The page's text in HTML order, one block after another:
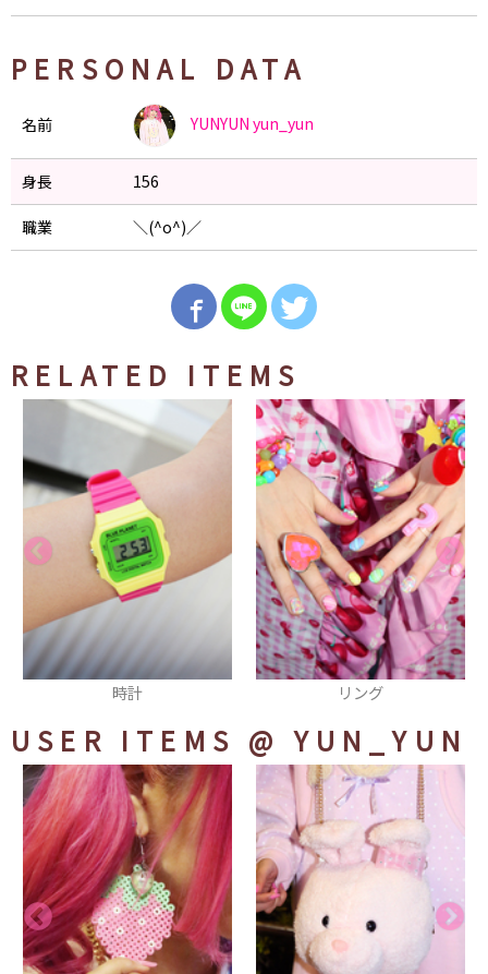
PERSONAL DATA
名前 YUNYUN yun_yun
身長 156
職業 ＼(^o^)／
RELATED ITEMS
リング キーホルダー
USER ITEMS @ YUN_YUN